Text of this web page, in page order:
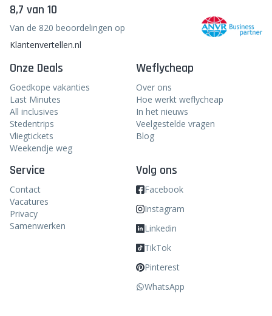
8,7 van 10
Van de 820 beoordelingen op
Klantenvertellen.nl
Onze Deals
Goedkope vakanties
Last Minutes
All inclusives
Stedentrips
Vliegtickets
Weekendje weg
Weflycheap
Over ons
Hoe werkt weflycheap
In het nieuws
Veelgestelde vragen
Blog
Service
Contact
Vacatures
Privacy
Samenwerken
Volg ons
Facebook
Instagram
Linkedin
TikTok
Pinterest
WhatsApp